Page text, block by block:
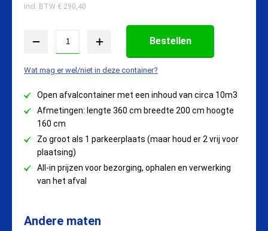
Open afvalcontainer met een inhoud van circa 10m3
Afmetingen: lengte 360 cm breedte 200 cm hoogte
160 cm
Zo groot als 1 parkeerplaats (maar houd er 2 vrij voor
plaatsing)
All-in prijzen voor bezorging, ophalen en verwerking
van het afval
Andere maten
Incl. BTW € 290,40
Bestellen
Wat mag er wel/niet in deze container?